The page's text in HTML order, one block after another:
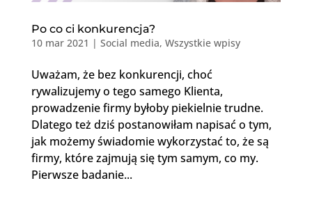
Po co ci konkurencja?
10 mar 2021 | Social media, Wszystkie wpisy
Uważam, że bez konkurencji, choć
rywalizujemy o tego samego Klienta,
prowadzenie firmy byłoby piekielnie trudne.
Dlatego też dziś postanowiłam napisać o tym,
jak możemy świadomie wykorzystać to, że są
firmy, które zajmują się tym samym, co my.
Pierwsze badanie...